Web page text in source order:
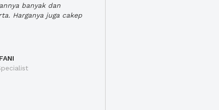
banyak dan
Harganya juga cakep